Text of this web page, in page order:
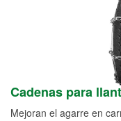
Cadenas para
Mejoran el agarre en